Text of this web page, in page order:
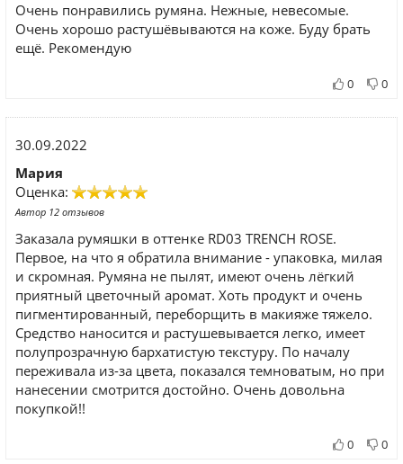
Очень понравились румяна. Нежные, невесомые.
Очень хорошо растушёвываются на коже. Буду брать
ещё. Рекомендую
0 0
30.09.2022
Мария
Оценка:
Автор 12 отзывов
Заказала румяшки в оттенке RD03 TRENCH ROSE.
Первое, на что я обратила внимание - упаковка, милая
и скромная. Румяна не пылят, имеют очень лёгкий
приятный цветочный аромат. Хоть продукт и очень
пигментированный, переборщить в макияже тяжело.
Средство наносится и растушевывается легко, имеет
полупрозрачную бархатистую текстуру. По началу
переживала из-за цвета, показался темноватым, но при
нанесении смотрится достойно. Очень довольна
покупкой!!
0 0